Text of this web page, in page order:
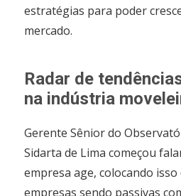
estratégias para poder
mercado.
Radar de
na indústria
Gerente Sênior do
Sidarta de Lima começou
empresa age, colocando
empresas sendo passivas